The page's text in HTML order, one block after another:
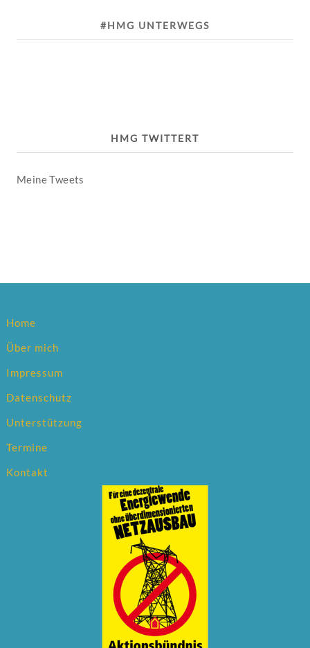
#HMG UNTERWEGS
HMG TWITTERT
Meine Tweets
Home
Über mich
Impressum
Datenschutz
Unterstützung
Termine
Kontakt